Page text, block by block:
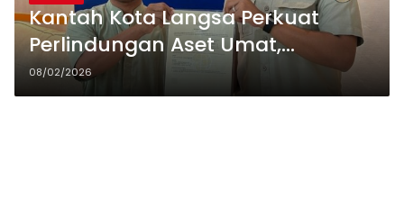
Kantah Kota Langsa Perkuat
Perlindungan Aset Umat,
Sertipikat Tanah Wakaf
Diserahkan di Gampong Karang
08/02/2026